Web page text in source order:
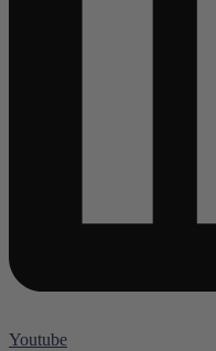
Youtube